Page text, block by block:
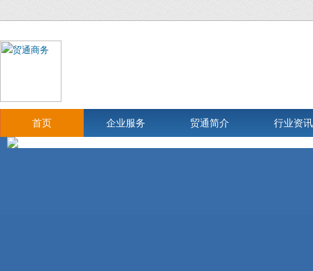
首页 企业服务 贸通简介 行业资讯